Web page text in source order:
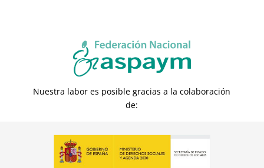
Nuestra labor es posible gracias a la colaboración
de: